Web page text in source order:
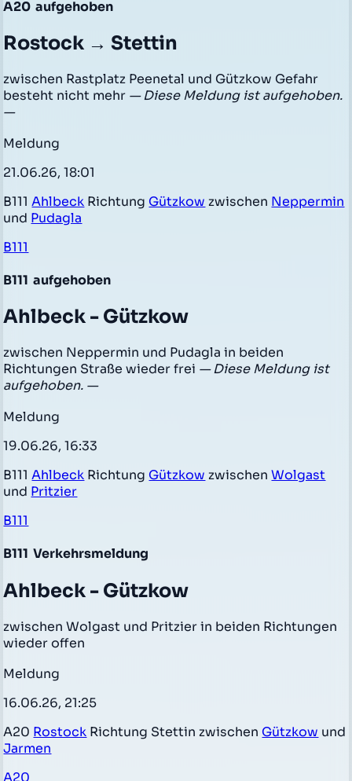
A20 aufgehoben
Rostock → Stettin
zwischen Rastplatz Peenetal und Gützkow Gefahr
besteht nicht mehr — Diese Meldung ist aufgehoben.
—
Meldung
21.06.26, 18:01
B111Ahlbeck Richtung Gützkow zwischen Neppermin
und Pudagla
B111
B111 aufgehoben
Ahlbeck - Gützkow
zwischen Neppermin und Pudagla in beiden
Richtungen Straße wieder frei — Diese Meldung ist
aufgehoben. —
Meldung
19.06.26, 16:33
B111Ahlbeck Richtung Gützkow zwischenWolgast
und Pritzier
B111
B111 Verkehrsmeldung
Ahlbeck - Gützkow
zwischen Wolgast und Pritzier in beiden Richtungen
wieder offen
Meldung
16.06.26, 21:25
A20 Rostock Richtung Stettin zwischen Gützkow und
Jarmen
A20